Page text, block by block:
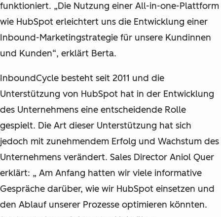
funktioniert. „Die Nutzung einer All-in-one-Plattform
wie HubSpot erleichtert uns die Entwicklung einer
Inbound-Marketingstrategie für unsere Kundinnen
und Kunden“, erklärt Berta.
InboundCycle besteht seit 2011 und die
Unterstützung von HubSpot hat in der Entwicklung
des Unternehmens eine entscheidende Rolle
gespielt. Die Art dieser Unterstützung hat sich
jedoch mit zunehmendem Erfolg und Wachstum des
Unternehmens verändert. Sales Director Aniol Quer
erklärt: „ Am Anfang hatten wir viele informative
Gespräche darüber, wie wir HubSpot einsetzen und
den Ablauf unserer Prozesse optimieren könnten.